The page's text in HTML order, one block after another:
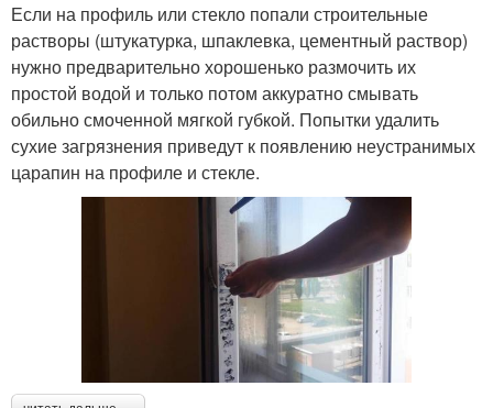
Если на профиль или стекло попали строительные
растворы (штукатурка, шпаклевка, цементный раствор)
нужно предварительно хорошенько размочить их
простой водой и только потом аккуратно смывать
обильно смоченной мягкой губкой. Попытки удалить
сухие загрязнения приведут к появлению неустранимых
царапин на профиле и стекле.